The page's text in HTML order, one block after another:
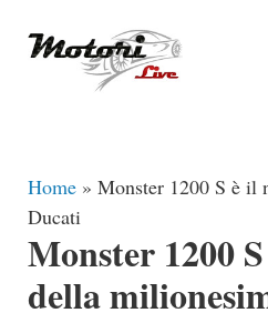
Home » Monster 1200 S è il
Ducati
Monster 1200
della